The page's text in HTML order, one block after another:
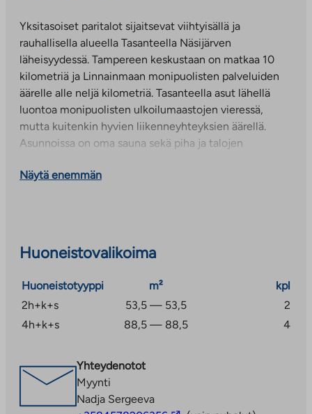
Yksitasoiset paritalot sijaitsevat viihtyisällä ja
rauhallisella alueella Tasanteella Näsijärven
läheisyydessä. Tampereen keskustaan on matkaa 10
kilometriä ja Linnainmaan monipuolisten palveluiden
äärelle alle neljä kilometriä. Tasanteella asut lähellä
luontoa monipuolisten ulkoilumaastojen vieressä,
mutta kuitenkin hyvien liikenneyhteyksien äärellä.
Asunnoissa on oma sauna sekä piha ja talojen
uusittu vuonna 2016. Huoneistokohtaiset kylmät
Näytä enemmän
Huoneistovalikoima
Huoneistotyyppi m²
kpl
2h+k+s
53,5 — 53,5
2
4h+k+s
88,5 — 88,5 4
Yhteydenotot
Myynti
Nadja Sergeeva